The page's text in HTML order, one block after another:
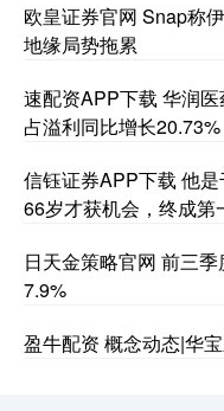
欧皇证券官网 Snap称
地缘局势拖累
速配资APP下载 华润
占溢利同比增长20.73%
信钰证券APP下载 他
66岁才获机会，终成第
日天金策略官网 前三
7.9%
盈牛配资 概念动态|华